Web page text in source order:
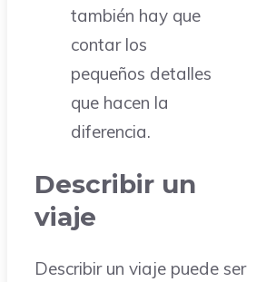
también hay que
contar los
pequeños detalles
que hacen la
diferencia.
Describir un
viaje
Describir un viaje puede ser